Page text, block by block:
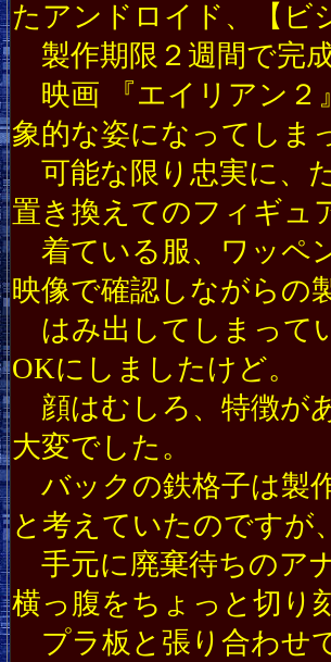
たアンドロイド、【ビ
製作期限２週間で完
映画 『エイリアン２
象的な姿になってしま
可能な限り忠実に、
置き換えてのフィギュ
着ている服、ワッペ
映像で確認しながらの
はみ出してしまって
OKにしましたけど。
顔はむしろ、特徴が
大変でした。
バックの鉄格子は製
と考えていたのですが
手元に廃棄待ちのア
横っ腹をちょっと切り
プラ板と張り合わせ